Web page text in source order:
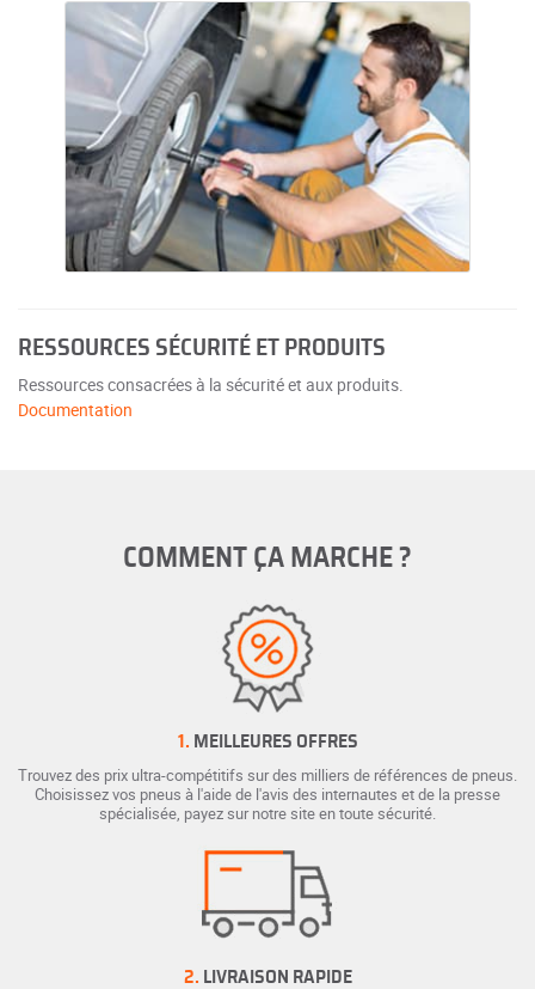
RESSOURCES SÉCURITÉ ET PRODUITS
Ressources consacrées à la sécurité et aux produits.
Documentation
COMMENT ÇA MARCHE ?
1. MEILLEURES OFFRES
Trouvez des prix ultra-compétitifs sur des milliers de références de pneus.
Choisissez vos pneus à l'aide de l'avis des internautes et de la presse
spécialisée, payez sur notre site en toute sécurité.
2. LIVRAISON RAPIDE